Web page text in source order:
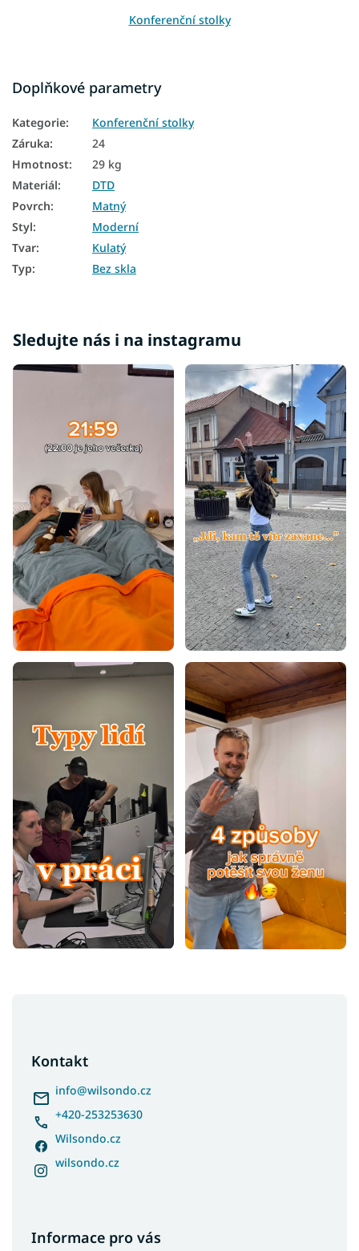
Konferenční stolky
Doplňkové parametry
Kategorie:
Konferenční stolky
Záruka:
24
Hmotnost:
29 kg
Materiál:
DTD
Povrch:
Matný
Styl:
Moderní
Tvar:
Kulatý
Typ: Bez skla
Sledujte nás i na instagramu
Kontakt
info@wilsondo.cz
+420-253253630
Wilsondo.cz
wilsondo.cz
Informace pro vás